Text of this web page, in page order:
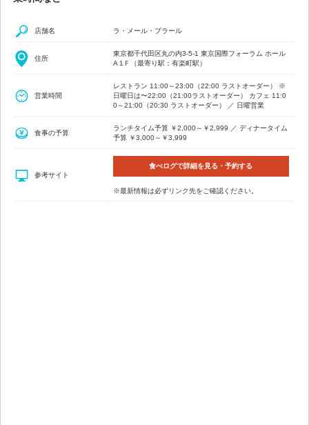
店舗名 ラ・メール・プラール
住所
東京都千代田区丸の内3-5-1 東京国際フォーラム ホール
A 1Ｆ（最寄り駅：有楽町駅）
営業時間
レストラン 11:00～23:00（22:00 ラストオーダー） ※
日曜日は〜22:00（21:00ラストオーダー） カフェ 11:0
0～21:00（20:30 ラストオーダー） ／ 日曜営業
食事の予算
ランチタイム予算 ￥2,000～￥2,999 ／ ディナータイム
予算 ￥3,000～￥3,999
参考サイト
食べログで詳細を見る・予約する
※最新情報は必ずリンク先をご確認ください。